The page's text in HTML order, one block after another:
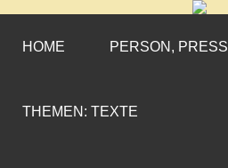
CORNELIA
»ENGAGEMENT MIT
HOME PERSON,
THEMEN: TEXTE